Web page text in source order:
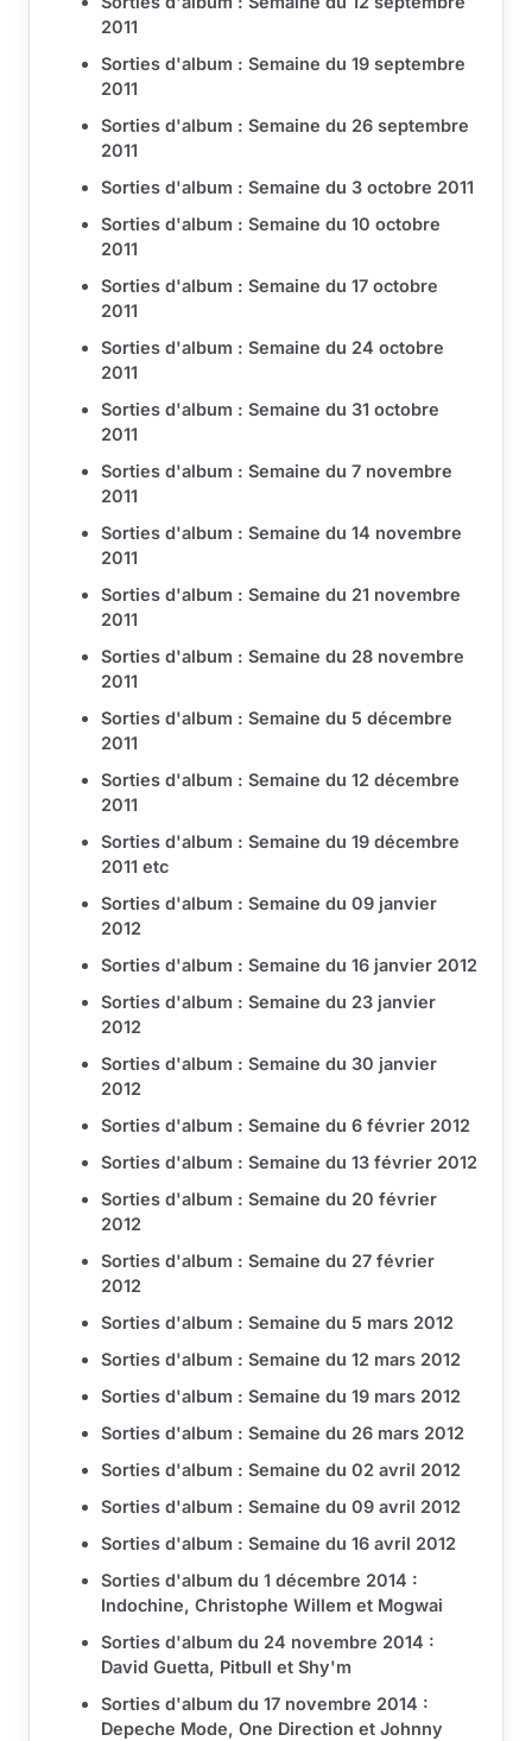
2011
Sorties d'album : Semaine du 19 septembre
2011
Sorties d'album : Semaine du 26 septembre
2011
Sorties d'album : Semaine du 3 octobre 2011
Sorties d'album : Semaine du 10 octobre
2011
Sorties d'album : Semaine du 17 octobre
2011
Sorties d'album : Semaine du 24 octobre
2011
Sorties d'album : Semaine du 31 octobre
2011
Sorties d'album : Semaine du 7 novembre
2011
Sorties d'album : Semaine du 14 novembre
2011
Sorties d'album : Semaine du 21 novembre
2011
Sorties d'album : Semaine du 28 novembre
2011
Sorties d'album : Semaine du 5 décembre
2011
Sorties d'album : Semaine du 12 décembre
2011
Sorties d'album : Semaine du 19 décembre
2011 etc
Sorties d'album : Semaine du 09 janvier
2012
Sorties d'album : Semaine du 16 janvier 2012
Sorties d'album : Semaine du 23 janvier
2012
Sorties d'album : Semaine du 30 janvier
2012
Sorties d'album : Semaine du 6 février 2012
Sorties d'album : Semaine du 13 février 2012
Sorties d'album : Semaine du 20 février
2012
Sorties d'album : Semaine du 27 février
2012
Sorties d'album : Semaine du 5 mars 2012
Sorties d'album : Semaine du 12 mars 2012
Sorties d'album : Semaine du 19 mars 2012
Sorties d'album : Semaine du 26 mars 2012
Sorties d'album : Semaine du 02 avril 2012
Sorties d'album : Semaine du 09 avril 2012
Sorties d'album : Semaine du 16 avril 2012
Sorties d'album du 1 décembre 2014 :
Indochine, Christophe Willem et Mogwai
Sorties d'album du 24 novembre 2014 :
David Guetta, Pitbull et Shy'm
Sorties d'album du 17 novembre 2014 :
Depeche Mode, One Direction et Johnny